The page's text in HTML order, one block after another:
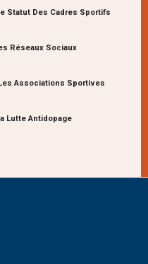
Statut Des Cadres Sportifs
Réseaux Sociaux
Associations Sportives
Lutte Antidopage